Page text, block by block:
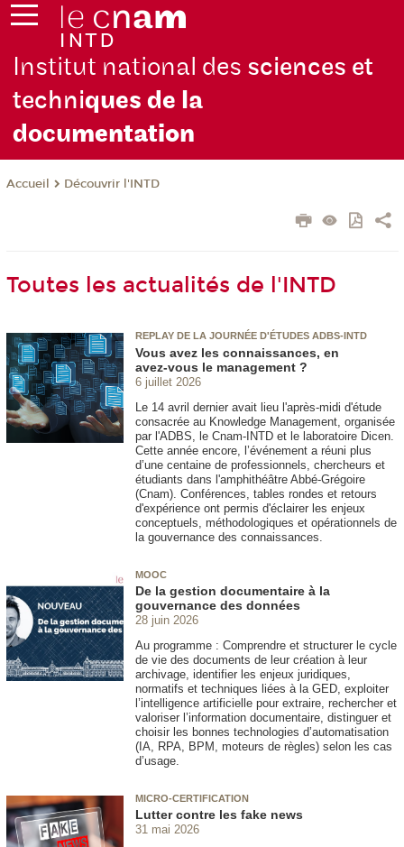
Institut national des sciences et
techniques de la
documentation
Accueil Découvrir l'INTD
Toutes les actualités de l'INTD
REPLAY DE LA JOURNÉE D'ÉTUDES ADBS-INTD
Vous avez les connaissances, en
avez‑vous le management ?
6 juillet 2026
Le 14 avril dernier avait lieu l'après-midi d'étude
consacrée au Knowledge Management, organisée
par l'ADBS, le Cnam-INTD et le laboratoire Dicen.
Cette année encore, l’événement a réuni plus
d’une centaine de professionnels, chercheurs et
étudiants dans l'amphithéâtre Abbé-Grégoire
(Cnam). Conférences, tables rondes et retours
d'expérience ont permis d'éclairer les enjeux
conceptuels, méthodologiques et opérationnels de
la gouvernance des connaissances.
MOOC
De la gestion documentaire à la
gouvernance des données
28 juin 2026
Au programme : Comprendre et structurer le cycle
de vie des documents de leur création à leur
archivage, identifier les enjeux juridiques,
normatifs et techniques liées à la GED, exploiter
l’intelligence artificielle pour extraire, rechercher et
valoriser l’information documentaire, distinguer et
choisir les bonnes technologies d’automatisation
(IA, RPA, BPM, moteurs de règles) selon les cas
d’usage.
MICRO-CERTIFICATION
Lutter contre les fake news
31 mai 2026